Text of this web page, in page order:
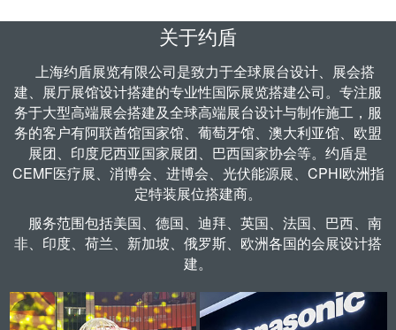
关于约盾
上海约盾展览有限公司是致力于全球展台设计
展会搭
建
展厅展馆设计搭建的专业性国际展览搭建公司。专注服
务于大型高端展会搭建及全球高端展台设计与制作施工，服
务的客户有阿联酋馆国家馆、葡萄牙馆、澳大利亚馆、欧盟
展团、印度尼西亚国家展团、巴西国家协会等。约盾是
CEMF医疗展、 消博会 进博会 光伏能源展 、CPHI欧洲指
定特装展位搭建商。
服务范围包括美国、 德国、迪拜、英国、法国、巴西、南
非、印度、荷兰、新加坡、俄罗斯、欧洲各国的会展设计搭
建。